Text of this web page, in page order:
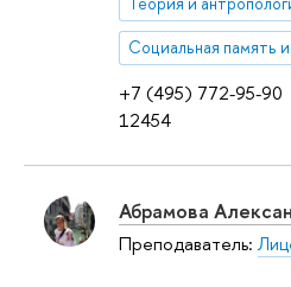
+7 (495) 772-95-90
12454
Абрамова
Преподаватель: